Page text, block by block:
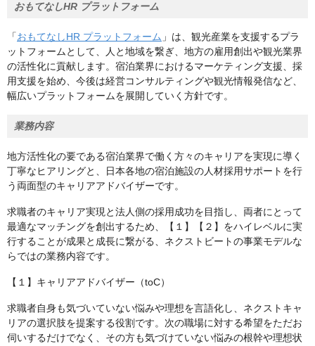
おもてなしHR プラットフォーム
「おもてなしHR プラットフォーム 」は、観光産業を支援するプラ
ットフォームとして、人と地域を繋ぎ、地方の雇用創出や観光業界
の活性化に貢献します。宿泊業界におけるマーケティング支援、採
用支援を始め、今後は経営コンサルティングや観光情報発信など、
幅広いプラットフォームを展開していく方針です。
業務内容
地方活性化の要である宿泊業界で働く方々のキャリアを実現に導く
丁寧なヒアリングと、日本各地の宿泊施設の人材採用サポートを行
う両面型のキャリアアドバイザーです。
求職者のキャリア実現と法人側の採用成功を目指し、両者にとって
最適なマッチングを創出するため、【１】【２】をハイレベルに実
行することが成果と成長に繋がる、ネクストビートの事業モデルな
らではの業務内容です。
【１】キャリアアドバイザー（toC）
求職者自身も気づいていない悩みや理想を言語化し、ネクストキャ
リアの選択肢を提案する役割です。次の職場に対する希望をただお
伺いするだけでなく、その方も気づけていない悩みの根幹や理想状